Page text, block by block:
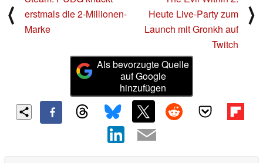
⟨
erstmals die 2-Millionen-
Marke
Heute Live-Party zum
Launch mit Gronkh auf
Twitch
⟩
Als bevorzugte Quelle
auf Google
hinzufügen